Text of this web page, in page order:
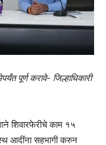
पूर्ण करावे- जिल्हाधिकारी
शिवारफेरीचे काम १५
आदींना सहभागी करुन